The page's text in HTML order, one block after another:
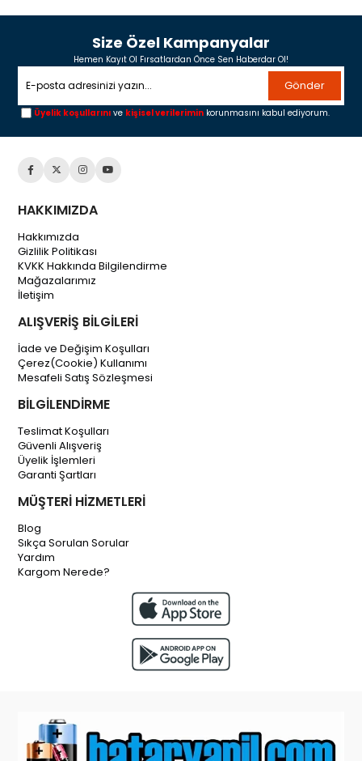
Size Özel Kampanyalar
Hemen Kayıt Ol Fırsatlardan Önce Sen Haberdar Ol!
Gönder
Üyelik koşullarını ve kişisel verilerimin korunmasını kabul ediyorum.
HAKKIMIZDA
Hakkımızda
Gizlilik Politikası
KVKK Hakkında Bilgilendirme
Mağazalarımız
İletişim
ALIŞVERİŞ BİLGİLERİ
İade ve Değişim Koşulları
Çerez(Cookie) Kullanımı
Mesafeli Satış Sözleşmesi
BİLGİLENDİRME
Teslimat Koşulları
Güvenli Alışveriş
Üyelik İşlemleri
Garanti Şartları
MÜŞTERİ HİZMETLERİ
Blog
Sıkça Sorulan Sorular
Yardım
Kargom Nerede?